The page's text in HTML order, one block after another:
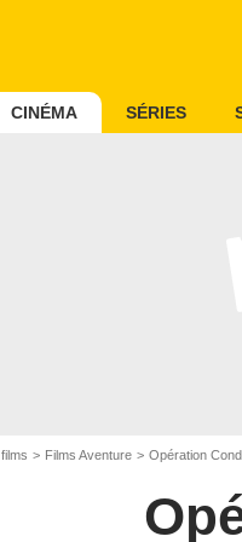
CINÉMA SÉRIES
Films Aventure Opération